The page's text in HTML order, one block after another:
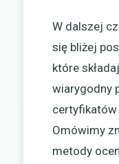
W dalszej
się bliżej
które
wiarygodny
certyfikatów
Omówimy
metody